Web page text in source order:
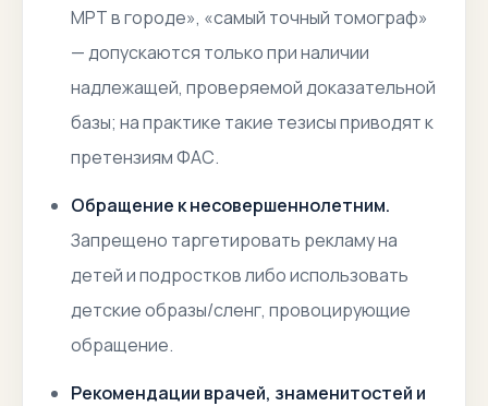
МРТ в городе», «самый точный томограф»
— допускаются только при наличии
надлежащей, проверяемой доказательной
базы; на практике такие тезисы приводят к
претензиям ФАС.
Обращение к несовершеннолетним.
Запрещено таргетировать рекламу на
детей и подростков либо использовать
детские образы/сленг, провоцирующие
обращение.
Рекомендации врачей, знаменитостей и